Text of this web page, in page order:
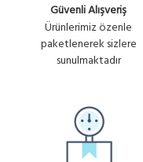
Güvenli Alışveriş
Ürünlerimiz özenle
paketlenerek sizlere
sunulmaktadır